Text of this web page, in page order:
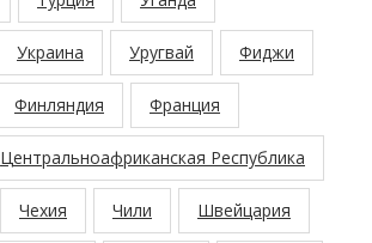
Украина Уругвай Фиджи
Финляндия Франция
Центральноафриканская Республика
Чехия Чили Швейцария